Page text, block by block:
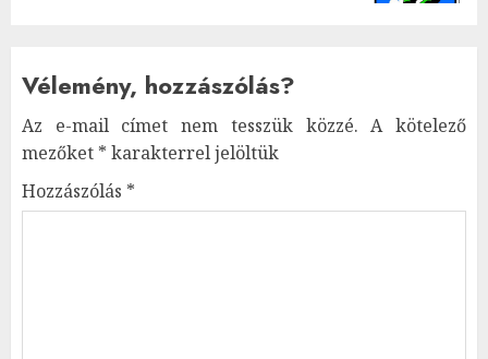
Vélemény, hozzászólás?
Az e-mail címet nem tesszük közzé. A kötelező
mezőket * karakterrel jelöltük
Hozzászólás *